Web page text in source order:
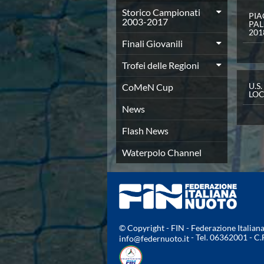
Azzurri
News
Flash News
Fondo
Eventi
Grand Prix
Norme e documenti
Risultati e Classifiche
Primati
Azzurri
News
Flash News
Salvamento
Norme e documenti
Risultati e Classifiche
Albi d'oro - Primati
News
Flash News
Master
Storico Campionati
2003-2017
Finali Giovanili
Trofei delle Regioni
CoMeN Cup
News
Flash News
Waterpolo Channel
U.S.
© Copyright - FIN - Federazione
info@federnuoto.it- Tel. 06362001 -